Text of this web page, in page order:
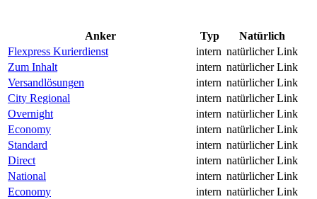
Anker Typ
Natürlich
Flexpress Kurierdienst
intern natürlicher Link
Zum Inhalt
intern natürlicher Link
Versandlösungen
intern natürlicher Link
City Regional
intern natürlicher Link
Overnight
intern natürlicher Link
Economy
intern natürlicher Link
Standard
intern natürlicher Link
Direct
intern natürlicher Link
National
intern natürlicher Link
Economy
intern natürlicher Link